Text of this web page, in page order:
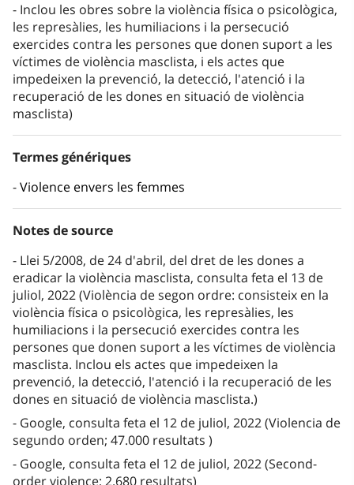
Inclou les obres sobre la violència física o psicològica,
les represàlies, les humiliacions i la persecució
exercides contra les persones que donen suport a les
víctimes de violència masclista, i els actes que
impedeixen la prevenció, la detecció, l'atenció i la
recuperació de les dones en situació de violència
masclista)
Termes génériques
Violence envers les femmes
Notes de source
Llei 5/2008, de 24 d'abril, del dret de les dones a
eradicar la violència masclista, consulta feta el 13 de
juliol, 2022 (Violència de segon ordre: consisteix en la
violència física o psicològica, les represàlies, les
humiliacions i la persecució exercides contra les
persones que donen suport a les víctimes de violència
masclista. Inclou els actes que impedeixen la
prevenció, la detecció, l'atenció i la recuperació de les
dones en situació de violència masclista.)
Google, consulta feta el 12 de juliol, 2022 (Violencia de
segundo orden; 47.000 resultats )
Google, consulta feta el 12 de juliol, 2022 (Second-
order violence; 2.680 resultats)